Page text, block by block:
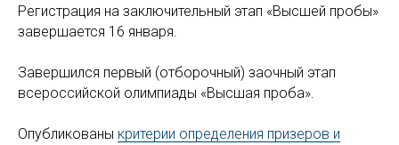
Регистрация на заключительный этап «Высшей пробы»
завершается 16 января.
Завершился первый (отборочный) заочный этап
всероссийской олимпиады «Высшая проба».
Опубликованы критерии определения призеров и